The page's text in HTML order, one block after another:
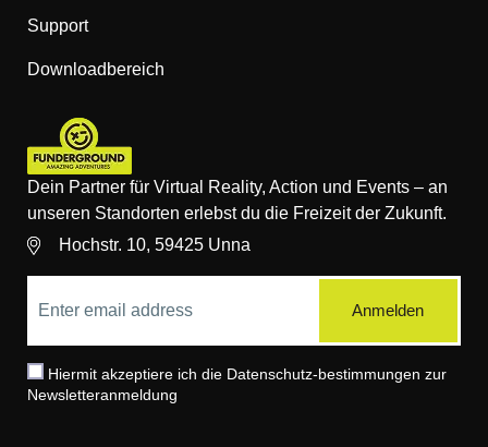
Support
Downloadbereich
Dein Partner für Virtual Reality, Action und Events – an
unseren Standorten erlebst du die Freizeit der Zukunft.
Hochstr. 10, 59425 Unna
Hiermit akzeptiere ich die Datenschutz-bestimmungen zur
Newsletteranmeldung